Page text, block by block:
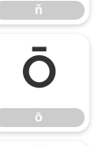
ň
ō
ō